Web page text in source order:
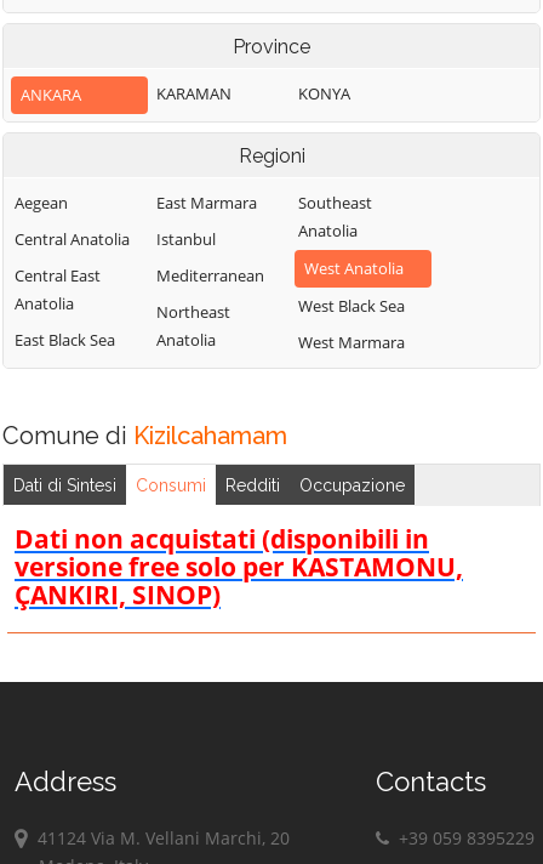
Province
ANKARA KARAMAN KONYA
Regioni
Aegean
Central Anatolia
Central East
Anatolia
East Black Sea
East Marmara
Istanbul
Mediterranean
Northeast
Anatolia
Southeast
Anatolia
West Anatolia
West Black Sea
West Marmara
Comune di Kizilcahamam
Dati di Sintesi Consumi Redditi Occupazione
Dati non acquistati (disponibili in
versione free solo per KASTAMONU,
ÇANKIRI, SINOP)
Address
41124 Via M. Vellani Marchi, 20
Contacts
+39 059 8395229